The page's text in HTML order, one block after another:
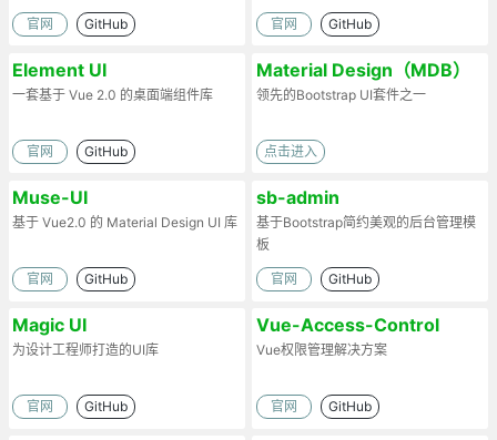
web项目
官网 GitHub 官网 GitHub
Element UI
一套基于 Vue 2.0 的桌面端组件库
官网 GitHub
Material Design（MDB）
领先的Bootstrap UI套件之一
点击进入
Muse-UI
基于 Vue2.0 的 Material Design UI 库
官网 GitHub
sb-admin
基于Bootstrap简约美观的后台管理模
板
官网 GitHub
Magic UI
为设计工程师打造的UI库
官网 GitHub
Vue-Access-Control
Vue权限管理解决方案
官网 GitHub